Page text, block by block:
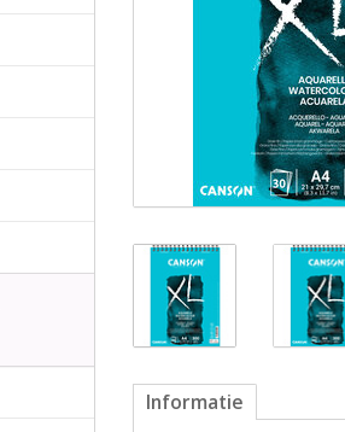
Informatie